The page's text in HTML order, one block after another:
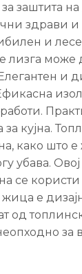
заштита
здрави и
и
лизга
и
кујна.
како што е
убава.
се користи
жица е
од
за